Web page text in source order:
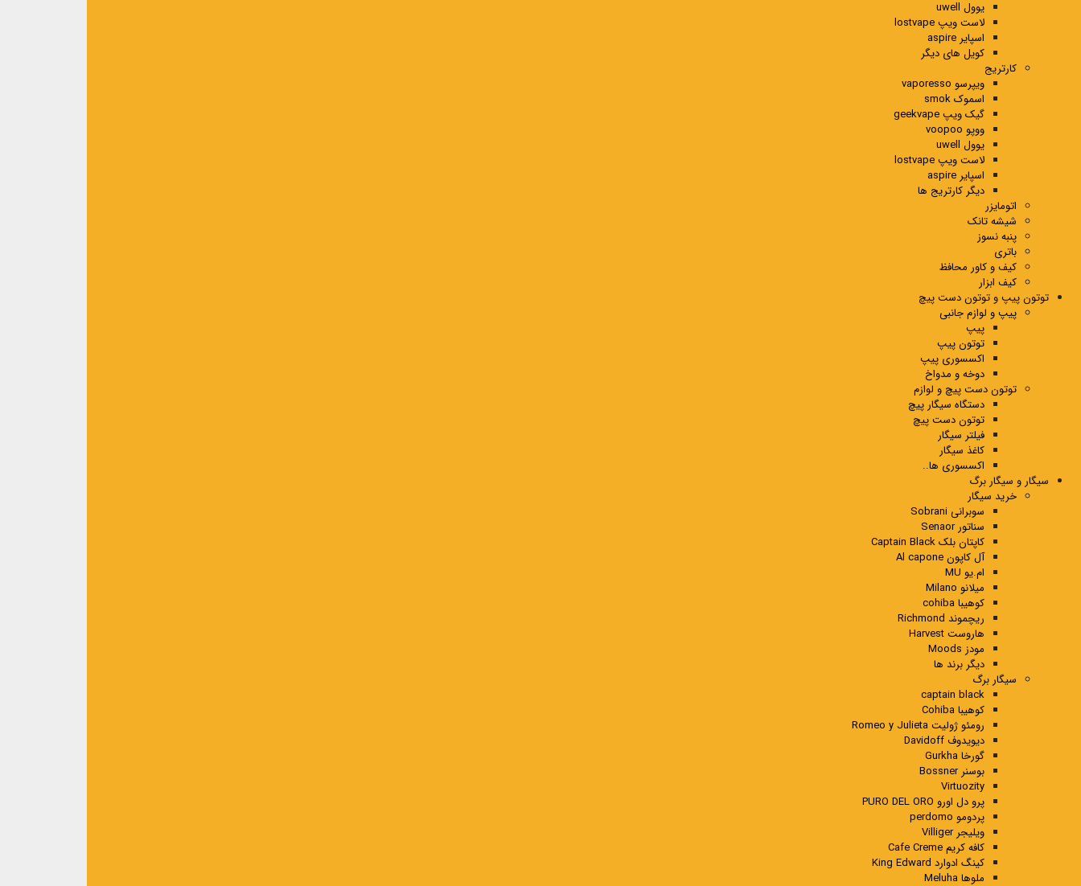
یوول uwell
لاست ویپ lostvape
اسپایر aspire
کویل های دیگر
کارتریج
ویپرسو vaporesso
اسموک smok
گیک ویپ geekvape
ووپو voopoo
یوول uwell
لاست ویپ lostvape
اسپایر aspire
دیگر کارتریج ها
اتومایزر
شیشه تانک
پنبه نسوز
باتری
کیف و کاور محافظ
کیف ابزار
توتون پیپ و توتون دست پیچ
پیپ و لوازم جانبی
پیپ
توتون پیپ
اکسسوری پیپ
دوخه و مدواخ
توتون دست پیچ و لوازم
دستگاه سیگار پیچ
توتون دست پیچ
فیلتر سیگار
کاغذ سیگار
اکسسوری ها..
سیگار و سیگار برگ
خرید سیگار
سوبرانی Sobrani
سناتور Senaor
کاپتان بلک Captain Black
آل کاپون Al capone
ام.یو MU
میلانو Milano
کوهیبا cohiba
ریچموند Richmond
هاروست Harvest
مودز Moods
دیگر برند ها
سیگار برگ
captain black
کوهیبا Cohiba
رومئو ژولیت Romeo y Julieta
دیویدوف Davidoff
گورخا Gurkha
بوسنر Bossner
Virtuozity
پرو دل اورو PURO DEL ORO
پردومو perdomo
ویلیجر Villiger
کافه کریم Cafe Creme
کینگ ادوارد King Edward
ملوها Meluha